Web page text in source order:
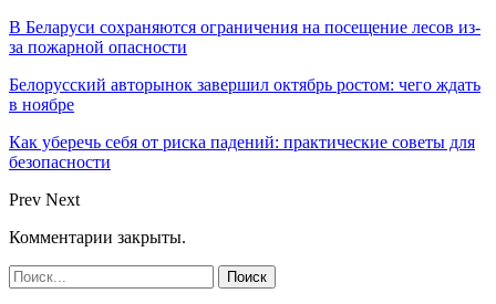
В Беларуси сохраняются ограничения на посещение лесов из-
за пожарной опасности
Белорусский авторынок завершил октябрь ростом: чего ждать
в ноябре
Как уберечь себя от риска падений: практические советы для
безопасности
Prev Next
Комментарии закрыты.